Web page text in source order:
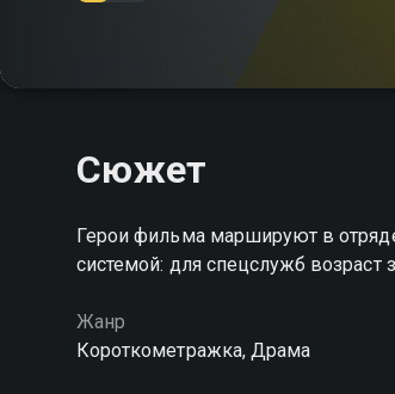
Сюжет
Герои фильма маршируют в
системой: для спецслужб возраст
Жанр
Короткометражка, Драма